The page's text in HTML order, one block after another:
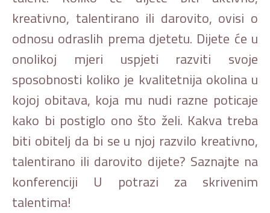
kreativno, talentirano ili darovito, ovisi o
odnosu odraslih prema djetetu. Dijete će u
onolikoj mjeri uspjeti razviti svoje
sposobnosti koliko je kvalitetnija okolina u
kojoj obitava, koja mu nudi razne poticaje
kako bi postiglo ono što želi. Kakva treba
biti obitelj da bi se u njoj razvilo kreativno,
talentirano ili darovito dijete? Saznajte na
konferenciji U potrazi za skrivenim
talentima!